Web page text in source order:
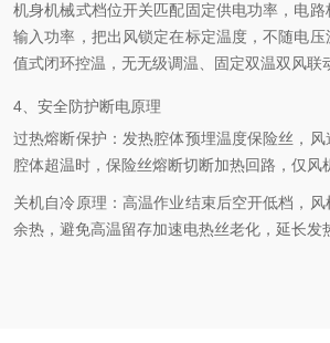
机身机械式档位开关匹配固定供电功率，电
输入功率，把出风锁定在标定温度，不随电
值式闭环控温 ，无无级调温、固定双温双风联
4、安全防护断电原理
过热熔断保护 ：发热腔体预埋温度保险丝，
腔体超温时，保险丝熔断切断加热回路，仅风
关机自冷原理 ：高温作业结束后空开低档，
余热，避免高温留存加速电热丝老化，延长发